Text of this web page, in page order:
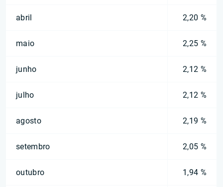
abril 2,20 %
maio 2,25 %
junho 2,12 %
julho 2,12 %
agosto 2,19 %
setembro 2,05 %
outubro 1,94 %